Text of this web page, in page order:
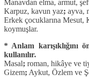
Manavdan elma, armut,
Karpuz, kavun yaz; ayva,
Erkek çocuklarına Mesut,
koymuşlar.
* Anlam karışıklığını
kullanılır.
Masal; roman, hikâye ve
Gizem; Aykut, Özlem ve